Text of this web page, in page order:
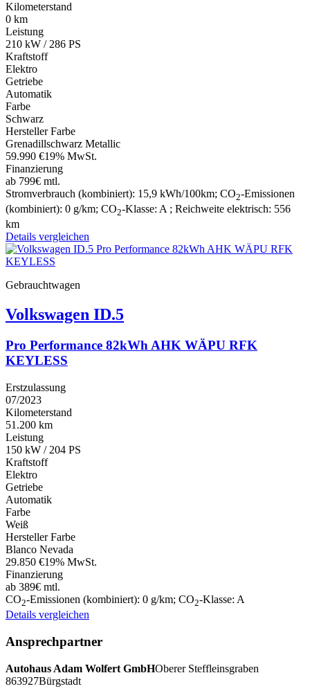
Kilometerstand
0 km
Leistung
210 kW / 286 PS
Kraftstoff
Elektro
Getriebe
Automatik
Farbe
Schwarz
Hersteller Farbe
Grenadillschwarz Metallic
59.990 €19% MwSt.
Finanzierung
ab 799€ mtl.
Stromverbrauch (kombiniert): 15,9 kWh/100km; CO2-Emissionen
(kombiniert): 0 g/km; CO2-Klasse: A ; Reichweite elektrisch: 556
km
Details vergleichen
Gebrauchtwagen
Volkswagen ID.5
Pro Performance 82kWh AHK WÄPU RFK
KEYLESS
Erstzulassung
07/2023
Kilometerstand
51.200 km
Leistung
150 kW / 204 PS
Kraftstoff
Elektro
Getriebe
Automatik
Farbe
Weiß
Hersteller Farbe
Blanco Nevada
29.850 €19% MwSt.
Finanzierung
ab 389€ mtl.
CO2-Emissionen (kombiniert): 0 g/km; CO2-Klasse: A
Details vergleichen
Ansprechpartner
Autohaus Adam Wolfert GmbHOberer Steffleinsgraben
863927Bürgstadt